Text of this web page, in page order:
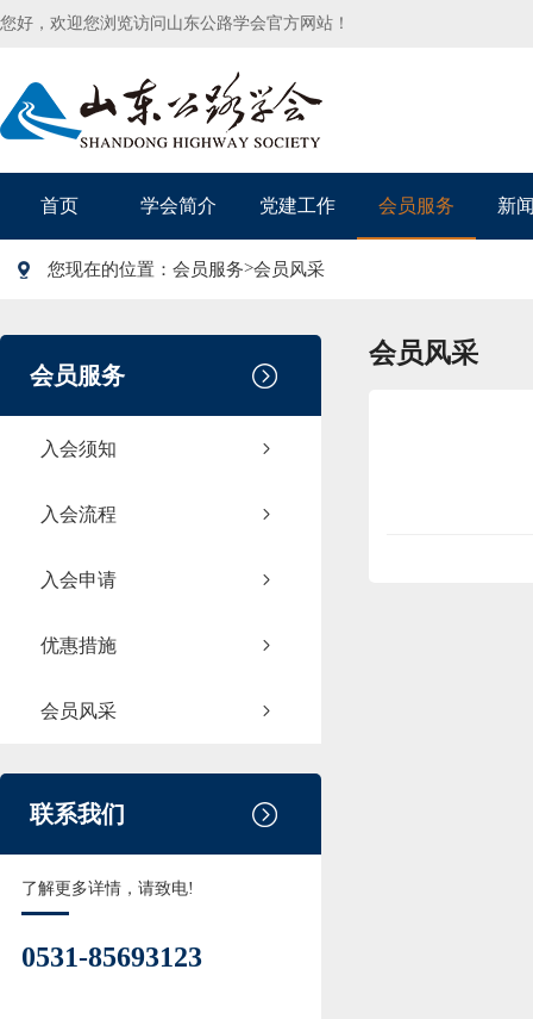
您好，欢迎您浏览访问山东公路学会官方网站！
首页 学会简介 党建工作 会员服务 新
您现在的位置： 会员服务>会员风采
会员服务
入会须知
入会流程
入会申请
优惠措施
会员风采
联系我们
了解更多详情，请致电!
0531-85693123
会员风采